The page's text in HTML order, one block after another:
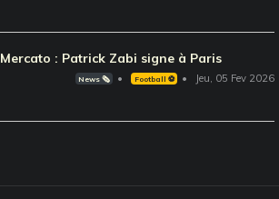
Mercato : Patrick Zabi signe à Paris
News 🗞️ Football ⚽️ Jeu, 05 Fev 2026